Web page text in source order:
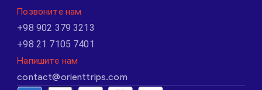
Позвоните нам
+98 902 379 3213
+98 21 7105 7401
Напишите нам
contact@orienttrips.com